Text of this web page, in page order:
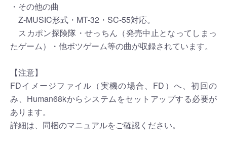
・その他の曲
Z-MUSIC形式・MT-32・SC-55対応。
スカポン探険隊・せっちん（発売中止となってしまっ
たゲーム）・他ボツゲーム等の曲が収録されています。
【注意】
FDイメージファイル（実機の場合、FD）へ、初回の
み、Human68kからシステムをセットアップする必要が
あります。
詳細は、同梱のマニュアルをご確認ください。